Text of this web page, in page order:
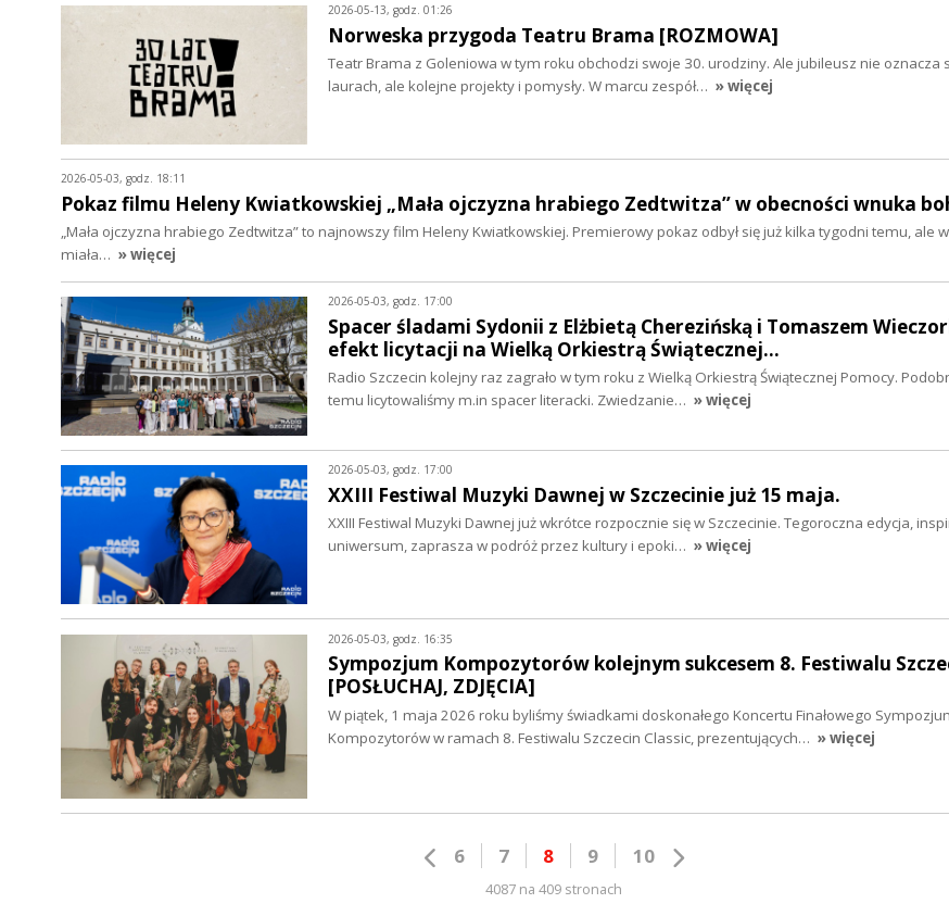
2026-05-13, godz. 01:26
Norweska przygoda Teatru Brama [ROZMOWA]
Teatr Brama z Goleniowa w tym roku obchodzi swoje 30. urodziny. Ale jubileusz nie oznacza
laurach, ale kolejne projekty i pomysły. W marcu zespół… » więcej
2026-05-03, godz. 18:11
Pokaz filmu Heleny Kwiatkowskiej „Mała ojczyzna hrabiego Zedtwitza” w obecności wnuka
„Mała ojczyzna hrabiego Zedtwitza” to najnowszy film Heleny Kwiatkowskiej. Premierowy pokaz odbył się już kilka tygodni temu, ale
miała… » więcej
2026-05-03, godz. 17:00
Spacer śladami Sydonii z Elżbietą Cherezińską i Tomaszem
efekt licytacji na Wielką Orkiestrą Świątecznej…
Radio Szczecin kolejny raz zagrało w tym roku z Wielką Orkiestrą Świątecznej Pomocy.
temu licytowaliśmy m.in spacer literacki. Zwiedzanie… » więcej
2026-05-03, godz. 17:00
XXIII Festiwal Muzyki Dawnej w Szczecinie już 15 maja.
XXIII Festiwal Muzyki Dawnej już wkrótce rozpocznie się w Szczecinie. Tegoroczna edycja,
uniwersum, zaprasza w podróż przez kultury i epoki… » więcej
2026-05-03, godz. 16:35
Sympozjum Kompozytorów kolejnym sukcesem 8. Festiwalu
[POSŁUCHAJ, ZDJĘCIA]
W piątek, 1 maja 2026 roku byliśmy świadkami doskonałego Koncertu Finałowego
Kompozytorów w ramach 8. Festiwalu Szczecin Classic, prezentujących… » więcej
6 7 8 9 10
4087 na 409 stronach